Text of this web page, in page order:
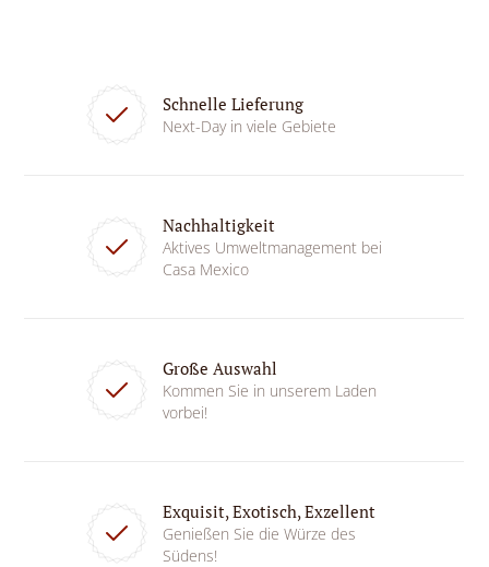
Schnelle Lieferung
Next-Day in viele Gebiete
Nachhaltigkeit
Aktives Umweltmanagement bei
Casa Mexico
Große Auswahl
Kommen Sie in unserem Laden
vorbei!
Exquisit, Exotisch, Exzellent
Genießen Sie die Würze des
Südens!